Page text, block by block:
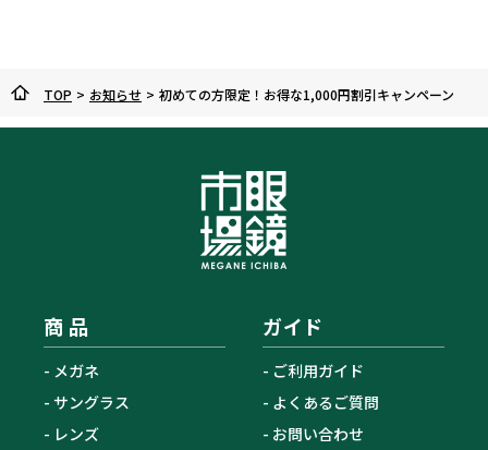
TOP > お知らせ > 初めての方限定！お得な1,000円割引キャンペーン
商 品
メガネ
サングラス
レンズ
ガイド
ご利用ガイド
よくあるご質問
お問い合わせ